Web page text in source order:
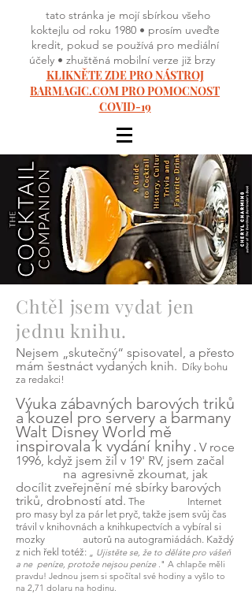
tato stránka je mojí sbírkou všeho
koktejlu od roku 1980 • prosím uveďte
kredit, pokud se používá pro mediální
účely • zhuštěná mobilní verze již brzy
KLIKNĚTE ZDE PRO NÁSTROJ
BARMAGIC.COM PRO POMOCNOST
COVID-19
Chtěl jsem vydat jen
jednu knihu.
Nejsem „skutečný“ spisovatel, a přesto
mám šestnáct vydaných knih. Díky bohu
za redakci!
Výuka zábavných barových triků
a kouzel pro servery a barmany
Walt Disney World mě
inspirovala k vydání knihy. V roce
1996, když jsem žil v 19' RV, jsem začal
na agresivně zkoumat, jak
docílit zveřejnění mé sbírky barových
triků, drobností atd. The
Internet
pro masy byl za pár let pryč, takže jsem svůj čas
trávil v knihovnách a knihkupectvích a vybíral si
mozky
autorů na autogramiádách. Každý
z nich řekl totéž: „ Ujistěte se, že to děláte pro vášeň
a ne peníze, protože nejsou peníze." A chlapče měli
pravdu! Jednou jsem si spočítal své hodiny a vyšlo to
na 2,71 dolaru na hodinu.